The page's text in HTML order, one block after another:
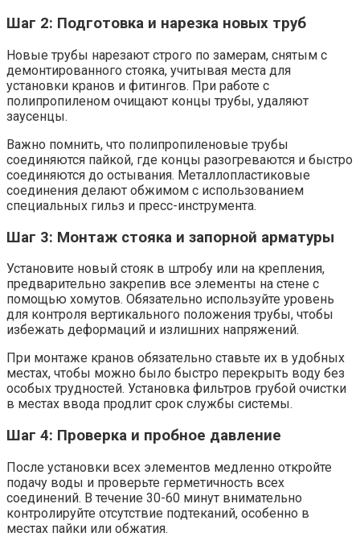
Шаг 2: Подготовка и нарезка новых труб
Новые трубы нарезают строго по замерам, снятым с
демонтированного стояка, учитывая места для
установки кранов и фитингов. При работе с
полипропиленом очищают концы трубы, удаляют
заусенцы.
Важно помнить, что полипропиленовые трубы
соединяются пайкой, где концы разогреваются и быстро
соединяются до остывания. Металлопластиковые
соединения делают обжимом с использованием
специальных гильз и пресс-инструмента.
Шаг 3: Монтаж стояка и запорной арматуры
Установите новый стояк в штробу или на крепления,
предварительно закрепив все элементы на стене с
помощью хомутов. Обязательно используйте уровень
для контроля вертикального положения трубы, чтобы
избежать деформаций и излишних напряжений.
При монтаже кранов обязательно ставьте их в удобных
местах, чтобы можно было быстро перекрыть воду без
особых трудностей. Установка фильтров грубой очистки
в местах ввода продлит срок службы системы.
Шаг 4: Проверка и пробное давление
После установки всех элементов медленно откройте
подачу воды и проверьте герметичность всех
соединений. В течение 30-60 минут внимательно
контролируйте отсутствие подтеканий, особенно в
местах пайки или обжатия.